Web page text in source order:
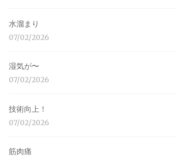
水溜まり
07/02/2026
湿気が〜
07/02/2026
技術向上！
07/02/2026
筋肉痛